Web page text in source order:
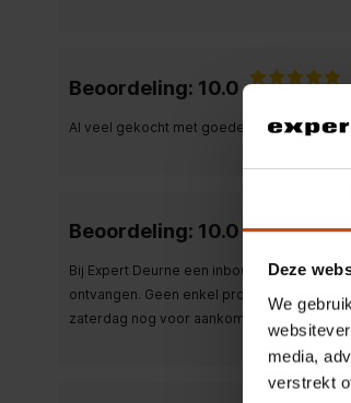
Deze
We
media,
verstrekt
Beoordeling: 10.0
Al veel gekocht met goede adviezen.
Beoordeling: 10.0
Bij Expert Deurne een inbouwkoelkast en
ontvangen. Geen enkel probleem. Dat
zaterdag nog voor aankomst. Geweldig blij.